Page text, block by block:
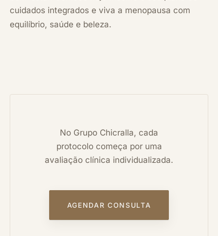
cuidados integrados e viva a menopausa com
equilíbrio, saúde e beleza.
No Grupo Chicralla, cada
protocolo começa por uma
avaliação clínica individualizada.
AGENDAR CONSULTA